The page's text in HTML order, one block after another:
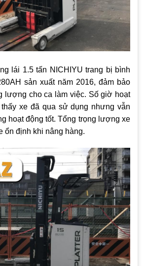
lái 1.5 tấn NICHIYU trang bị bình
sản xuất năm 2016, đảm bảo
lượng cho ca làm việc. Số giờ hoạt
xe đã qua sử dụng nhưng vẫn
hoạt động tốt. Tổng trọng lượng xe
ổn định khi nâng hàng.